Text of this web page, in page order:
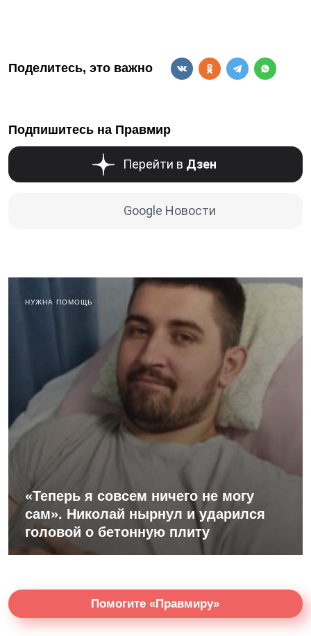
Поделитесь, это важно
Подпишитесь на Правмир
Перейти в Дзен
Google Новости
НУЖНА ПОМОЩЬ
«Теперь я совсем ничего не могу
сам». Николай нырнул и ударился
головой о бетонную плиту
Помогите «Правмиру»